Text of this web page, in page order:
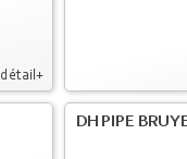
détail+
DH PIPE